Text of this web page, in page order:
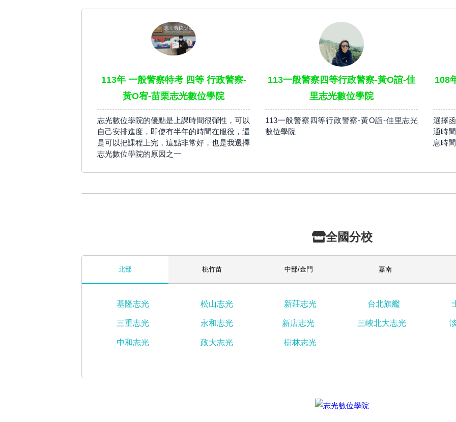
113年 一般警察特考 四等 行政警察-
黃O宥-苗栗志光數位學院
志光數位學院的優點是上課時間很彈性，可以
自己安排進度，即使有半年的時間在服役，還
是可以把課程上完，這點非常好，也是我選擇
志光數位學院的原因之一
113一般警察四等行政警察-黃O誼-佳
里志光數位學院
113一般警察四等行政警察-黃O誼-佳里志光
數位學院
108
選擇
通時
息時
全國分校
北部 桃竹苗 中部/金門 嘉南
基隆志光 松山志光 新莊志光 台北旗艦
三重志光 永和志光 新店志光 三峽北大志光
中和志光 政大志光 樹林志光